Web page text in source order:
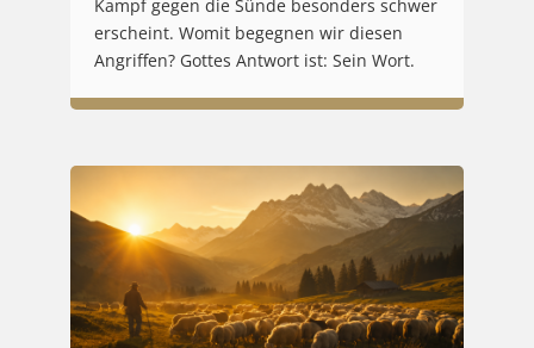
Kampf gegen die Sünde besonders schwer
erscheint. Womit begegnen wir diesen
Angriffen? Gottes Antwort ist: Sein Wort.